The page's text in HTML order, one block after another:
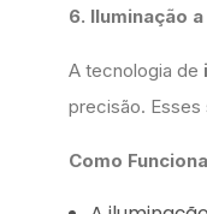
6. Iluminação
A tecnologia de
precisão.
Como